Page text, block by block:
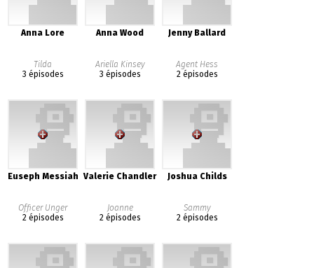
Anna Lore
Tilda
3 épisodes
Anna Wood
Ariella Kinsey
3 épisodes
Jenny Ballard
Agent Hess
2 épisodes
Euseph Messiah
Officer Unger
2 épisodes
Valerie Chandler
Joanne
2 épisodes
Joshua Childs
Sammy
2 épisodes